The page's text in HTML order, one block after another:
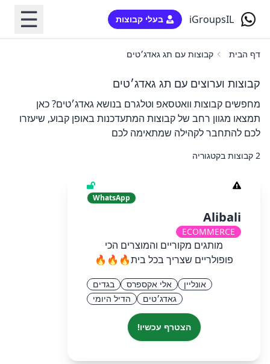
iGroupsIL בעלי קבוצות ☰
דף הבית קבוצות עם תג גאדג׳טים
קבוצות וערוצים עם תג גאדג׳טים
מחפשים קבוצות וואטסאפ וטלגרם בנושא גאדג׳טים? כאן
תמצאו מגוון רחב של קבוצות המתעדכנות באופן קבוע, שיעזרו
לכם להתחבר לקהילה שמתאימה לכם
2 קבוצות בקטגוריה
WhatsApp
Alibali
ECOMMERCE
מותגים מקוריים והמוצרים הכי
פופולריים שצריך בכל בית🔥🔥🔥
אונליין אלי אקספרס
בגדים
גאדג׳טים
הדיל היומי
הצטרף עכשיו!